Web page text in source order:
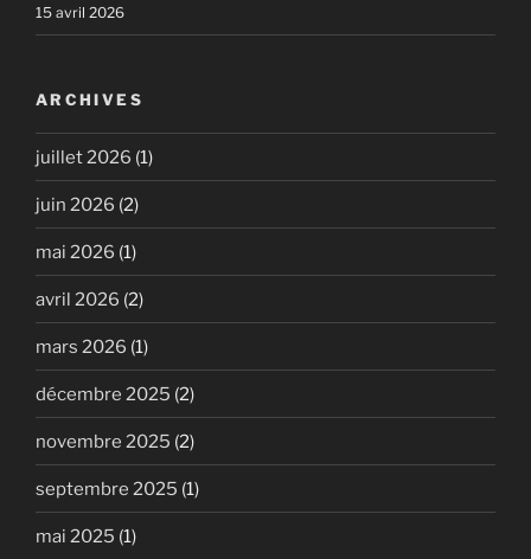
15 avril 2026
ARCHIVES
juillet 2026 (1)
juin 2026 (2)
mai 2026 (1)
avril 2026 (2)
mars 2026 (1)
décembre 2025 (2)
novembre 2025 (2)
septembre 2025 (1)
mai 2025 (1)